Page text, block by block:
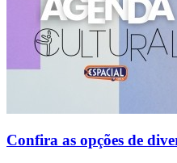
Confira as opções de